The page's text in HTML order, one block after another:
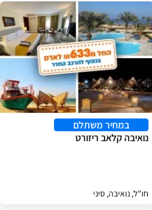
במחיר משתלם
נואיבה קלאב ריזורט
חו"ל, נואיבה, סיני